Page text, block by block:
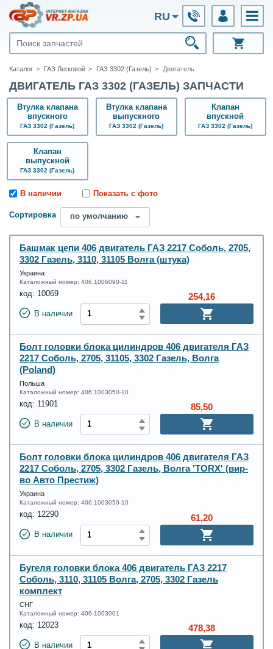
RU
Каталог ГАЗ Легковой ГАЗ 3302 (Газель) Двигатель
ДВИГАТЕЛЬ ГАЗ 3302 (ГАЗЕЛЬ) ЗАПЧАСТИ
Втулка клапана
впускного
ГАЗ 3302 (Газель)
Втулка клапана
выпускного
ГАЗ 3302 (Газель)
Клапан
впускной
ГАЗ 3302 (Газель)
Клапан
выпускной
ГАЗ 3302 (Газель)
В наличии Показать с фото
Сортировка по умолчанию
Башмак цепи 406 двигатель ГАЗ 2217 Соболь, 2705,
3302 Газель, 3110, 31105 Волга (штука)
Украина
Каталожный номер: 406.1006090-11
код: 10069
В наличии
254,16
Болт головки блока цилиндров 406 двигателя ГАЗ
2217 Соболь, 2705, 31105, 3302 Газель, Волга
(Poland)
Польша
Каталожный номер: 406.1003050-10
код: 11901
В наличии
85,50
Болт головки блока цилиндров 406 двигателя ГАЗ
2217 Соболь, 2705, 3302 Газель, Волга 'TORX' (вир-
во Авто Престиж)
Украина
Каталожный номер: 406.1003050-10
код: 12290
В наличии
61,20
Бугеля головки блока 406 двигатель ГАЗ 2217
Соболь, 3110, 31105 Волга, 2705, 3302 Газель
комплект
СНГ
Каталожный номер: 406-1003001
код: 12023
В наличии
478,38